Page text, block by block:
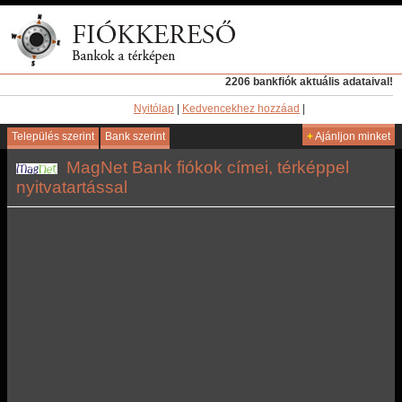
2206 bankfiók aktuális adataival!
Nyitólap Kedvencekhez hozzáad
Település szerint Bank szerint +Ajánljon minket
MagNet Bank fiókok címei, térképpel
nyitvatartással